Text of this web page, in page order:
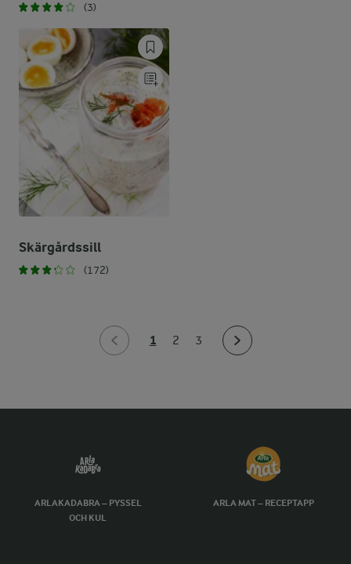
(3)
Skärgårdssill
(172)
1 2 3
ARLAKADABRA – PYSSEL
OCH KUL
ARLA MAT – RECEPTAPP